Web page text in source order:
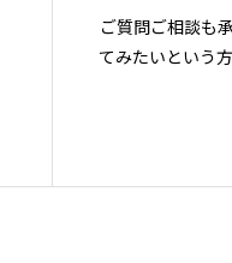
ご質問ご相談も
てみたいという